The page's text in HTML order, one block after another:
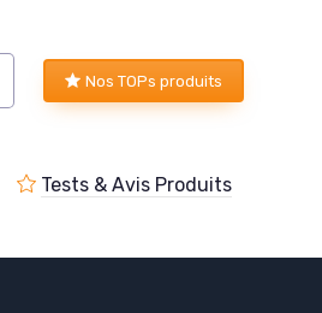
Nos TOPs produits
Tests & Avis Produits